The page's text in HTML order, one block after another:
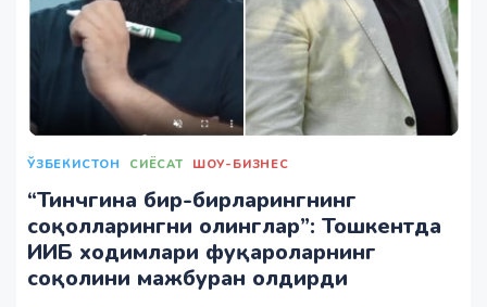
ЎЗБЕКИСТОН СИЁСАТ ШОУ-БИЗНЕС
“Тинчгина бир-бирларингнинг
соқолларингни олинглар”: Тошкентда
ИИБ ходимлари фуқароларнинг
соқолини мажбуран олдирди